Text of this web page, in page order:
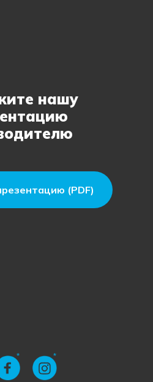
нашу
(PDF)
*
*